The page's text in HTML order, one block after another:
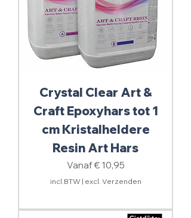
Crystal Clear Art &
Craft Epoxyhars tot 1
cm Kristalheldere
Resin Art Hars
Vanaf€ 10,95
Verkoopprijs
incl.BTW | excl. Verzenden